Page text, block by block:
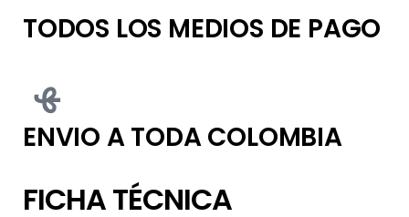
TODOS LOS MEDIOS DE PAGO
ENVIO A TODA COLOMBIA
FICHA TÉCNICA